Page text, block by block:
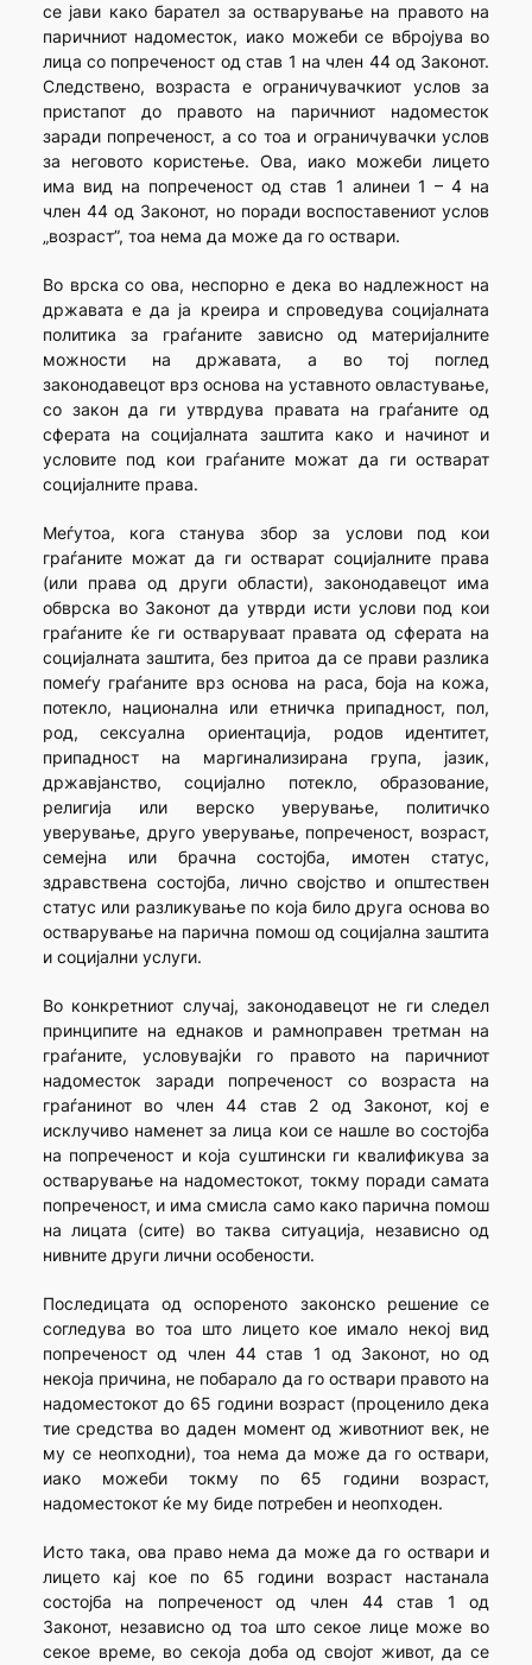
се јави како барател за остварување на правото на
паричниот надоместок, иако можеби се вбројува во
лица со попреченост од став 1 на член 44 од Законот.
Следствено, возраста е ограничувачкиот услов за
пристапот до правото на паричниот надоместок
заради попреченост, а со тоа и ограничувачки услов
за неговото користење. Ова, иако можеби лицето
има вид на попреченост од став 1 алинеи 1 – 4 на
член 44 од Законот, но поради воспоставениот услов
„возраст”, тоа нема да може да го оствари.
Во врска со ова, неспорно е дека во надлежност на
државата е да ја креира и спроведува социјалната
политика за граѓаните зависно од материјалните
можности на државата, а во тој поглед
законодавецот врз основа на уставното овластување,
со закон да ги утврдува правата на граѓаните од
сферата на социјалната заштита како и начинот и
условите под кои граѓаните можат да ги остварат
социјалните права.
Меѓутоа, кога станува збор за услови под кои
граѓаните можат да ги остварат социјалните права
(или права од други области), законодавецот има
обврска во Законот да утврди исти услови под кои
граѓаните ќе ги остваруваат правата од сферата на
социјалната заштита, без притоа да се прави разлика
помеѓу граѓаните врз основа на раса, боја на кожа,
потекло, национална или етничка припадност, пол,
род, сексуална ориентација, родов идентитет,
припадност на маргинализирана група, јазик,
државјанство, социјално потекло, образование,
религија или верско уверување, политичко
уверување, друго уверување, попреченост, возраст,
семејна или брачна состојба, имотен статус,
здравствена состојба, лично својство и општествен
статус или разликување по која било друга основа во
остварување на парична помош од социјална заштита
и социјални услуги.
Во конкретниот случај, законодавецот не ги следел
принципите на еднаков и рамноправен третман на
граѓаните, условувајќи го правото на паричниот
надоместок заради попреченост со возраста на
граѓанинот во член 44 став 2 од Законот, кој е
исклучиво наменет за лица кои се нашле во состојба
на попреченост и која суштински ги квалификува за
остварување на надоместокот, токму поради самата
попреченост, и има смисла само како парична помош
на лицата (сите) во таква ситуација, независно од
нивните други лични особености.
Последицата од оспореното законско решение се
согледува во тоа што лицето кое имало некој вид
попреченост од член 44 став 1 од Законот, но од
некоја причина, не побарало да го оствари правото на
надоместокот до 65 години возраст (проценило дека
тие средства во даден момент од животниот век, не
му се неопходни), тоа нема да може да го оствари,
иако можеби токму по 65 години возраст,
надоместокот ќе му биде потребен и неопходен.
Исто така, ова право нема да може да го оствари и
лицето кај кое по 65 години возраст настанала
состојба на попреченост од член 44 став 1 од
Законот, независно од тоа што секое лице може во
секое време, во секоја доба од својот живот, да се